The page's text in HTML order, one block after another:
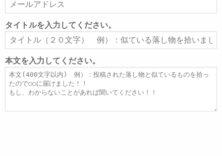
ー
ル
ア
ド
レ
ス
タイトルを入力してください。
タ
イ
ト
ル
本文を入力してください。
本
文